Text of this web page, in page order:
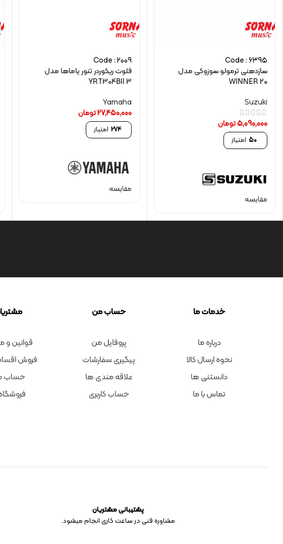
Code : 6395
سازدهنی ترمولو سوزوکی مدل
WINNER 20
Suzuki
5,090,000تومان
50 امتیاز
مقایسه
Code : 2009
فلوت ریکوردر تنور یاماها مدل
YRT304BII 3
Yamaha
27,450,000تومان
274 امتیاز
مقایسه
خدمات ما
درباره ما
نحوه ارسال کالا
دانستنی ها
تماس با ما
حساب من
پروفایل من
پیگیری سفارشات
علاقه مندی ها
حساب کاربری
قوانین و
فروش
حساب
پشتیبانی مشتریان
مشاوره فنی در ساعت کاری انجام میشود.